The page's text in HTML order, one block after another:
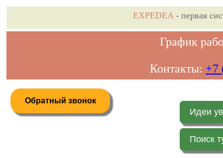
EXPEDEA- первая
График
Контакты: +7
Обратный звонок
Идеи
Поиск